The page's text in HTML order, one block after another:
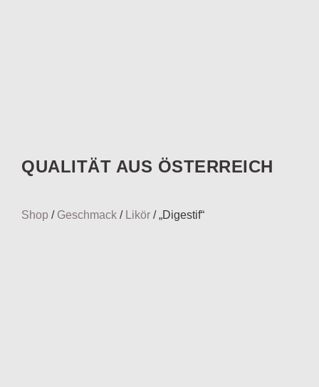
QUALITÄT AUS ÖSTERREICH
Shop / Geschmack / Likör / „Digestif“